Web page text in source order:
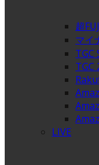
超
マイ
TGC
TGC
LIVE